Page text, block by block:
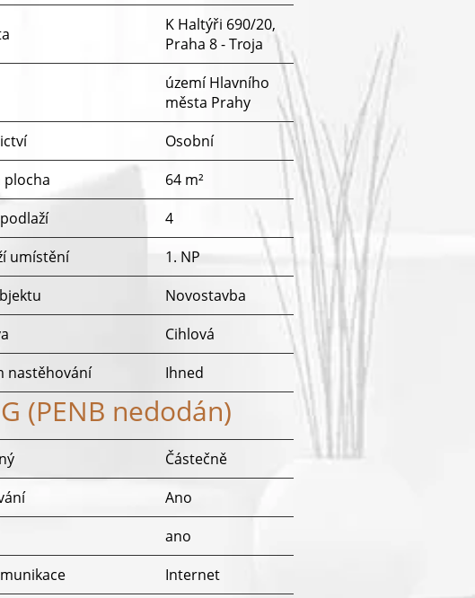
K Haltýři 690/20,
Praha 8 - Troja
území Hlavního
města Prahy
Osobní
plocha
64 m²
4
umístění
1. NP
Novostavba
Cihlová
nastěhování
Ihned
G (PENB nedodán)
Částečně
Ano
ano
Internet